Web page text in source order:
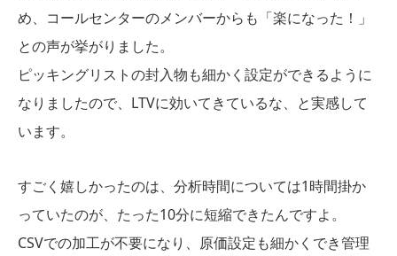
め、コールセンターのメンバーからも「楽になった！」
との声が挙がりました。
ピッキングリストの封入物も細かく設定ができるように
なりましたので、LTVに効いてきているな、と実感して
います。
すごく嬉しかったのは、分析時間については1時間掛か
っていたのが、たった10分に短縮できたんですよ。
CSVでの加工が不要になり、原価設定も細かくでき管理